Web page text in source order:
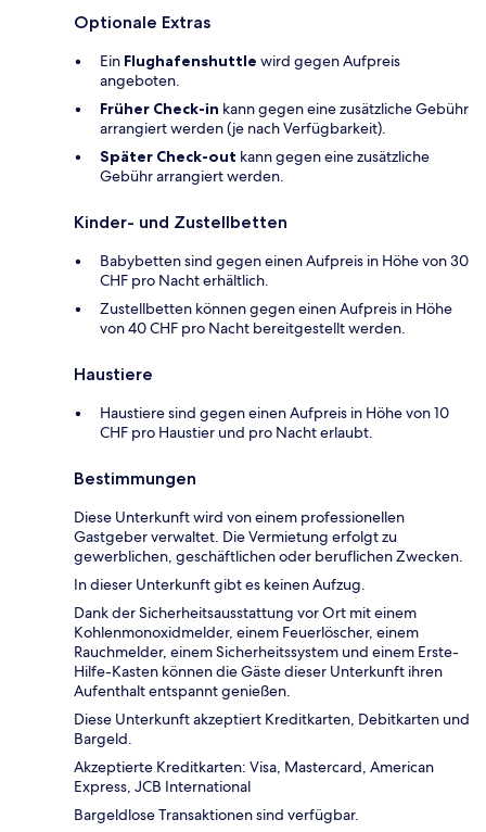
Optionale Extras
Ein Flughafenshuttle wird gegen Aufpreis
angeboten.
Früher Check-in kann gegen eine zusätzliche Gebühr
arrangiert werden (je nach Verfügbarkeit).
Später Check-out kann gegen eine zusätzliche
Gebühr arrangiert werden.
Kinder- und Zustellbetten
Babybetten sind gegen einen Aufpreis in Höhe von 30
CHF pro Nacht erhältlich.
Zustellbetten können gegen einen Aufpreis in Höhe
von 40 CHF pro Nacht bereitgestellt werden.
Haustiere
Haustiere sind gegen einen Aufpreis in Höhe von 10
CHF pro Haustier und pro Nacht erlaubt.
Bestimmungen
Diese Unterkunft wird von einem professionellen
Gastgeber verwaltet. Die Vermietung erfolgt zu
gewerblichen, geschäftlichen oder beruflichen Zwecken.
In dieser Unterkunft gibt es keinen Aufzug.
Dank der Sicherheitsausstattung vor Ort mit einem
Kohlenmonoxidmelder, einem Feuerlöscher, einem
Rauchmelder, einem Sicherheitssystem und einem Erste-
Hilfe-Kasten können die Gäste dieser Unterkunft ihren
Aufenthalt entspannt genießen.
Diese Unterkunft akzeptiert Kreditkarten, Debitkarten und
Bargeld.
Akzeptierte Kreditkarten: Visa, Mastercard, American
Express, JCB International
Bargeldlose Transaktionen sind verfügbar.